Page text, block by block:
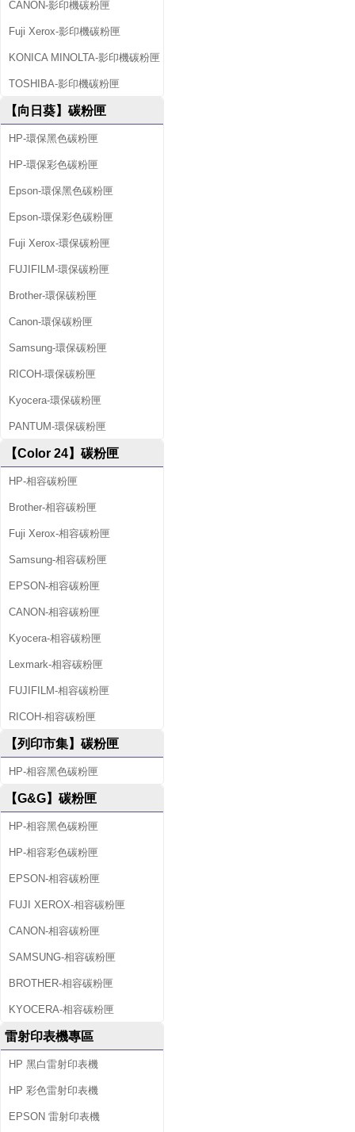
CANON-影印機碳粉匣
Fuji Xerox-影印機碳粉匣
KONICA MINOLTA-影印機碳粉匣
TOSHIBA-影印機碳粉匣
【向日葵】碳粉匣
HP-環保黑色碳粉匣
HP-環保彩色碳粉匣
Epson-環保黑色碳粉匣
Epson-環保彩色碳粉匣
Fuji Xerox-環保碳粉匣
FUJIFILM-環保碳粉匣
Brother-環保碳粉匣
Canon-環保碳粉匣
Samsung-環保碳粉匣
RICOH-環保碳粉匣
Kyocera-環保碳粉匣
PANTUM-環保碳粉匣
【Color 24】碳粉匣
HP-相容碳粉匣
Brother-相容碳粉匣
Fuji Xerox-相容碳粉匣
Samsung-相容碳粉匣
EPSON-相容碳粉匣
CANON-相容碳粉匣
Kyocera-相容碳粉匣
Lexmark-相容碳粉匣
FUJIFILM-相容碳粉匣
RICOH-相容碳粉匣
【列印市集】碳粉匣
HP-相容黑色碳粉匣
【G&G】碳粉匣
HP-相容黑色碳粉匣
HP-相容彩色碳粉匣
EPSON-相容碳粉匣
FUJI XEROX-相容碳粉匣
CANON-相容碳粉匣
SAMSUNG-相容碳粉匣
BROTHER-相容碳粉匣
KYOCERA-相容碳粉匣
雷射印表機專區
HP 黑白雷射印表機
HP 彩色雷射印表機
EPSON 雷射印表機